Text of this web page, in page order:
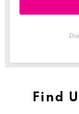
Find